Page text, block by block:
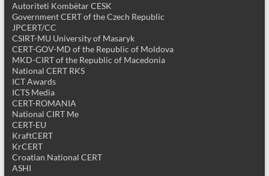
Autoriteti Kombëtar CESK
Government CERT of the Czech Republic
JPCERT/CC
CSIRT-MU University of Masaryk
CERT-GOV-MD of the Republic of Moldova
MKD-CIRT of the Republic of Macedonia
National CERT RKS
ICT Awards
ICTS Media
CERT-ROMANIA
National CIRT Me
CERT-EU
KraftCERT
KrCERT
Croatian National CERT
ASHI